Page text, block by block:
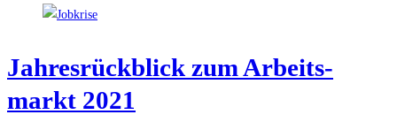
Jah­res­rück­blick zum Arbeits­
markt 2021